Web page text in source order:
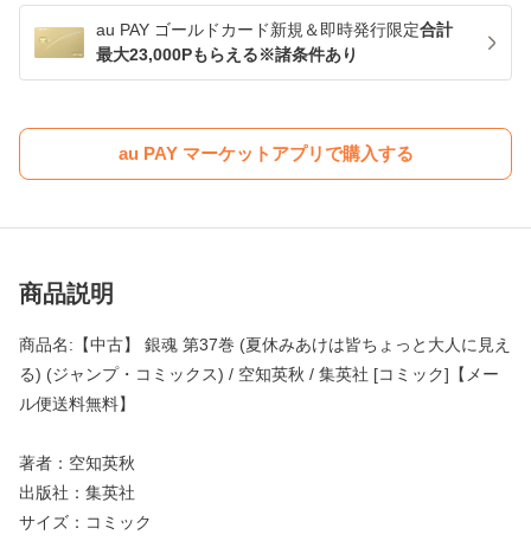
au PAY ゴールドカード新規＆即時発行限定合計
最大23,000Pもらえる※諸条件あり
au PAY マーケットアプリで購入する
商品説明
商品名:【中古】 銀魂 第37巻 (夏休みあけは皆ちょっと大人に見え
る) (ジャンプ・コミックス) / 空知英秋 / 集英社 [コミック]【メー
ル便送料無料】
著者：空知英秋
出版社：集英社
サイズ：コミック